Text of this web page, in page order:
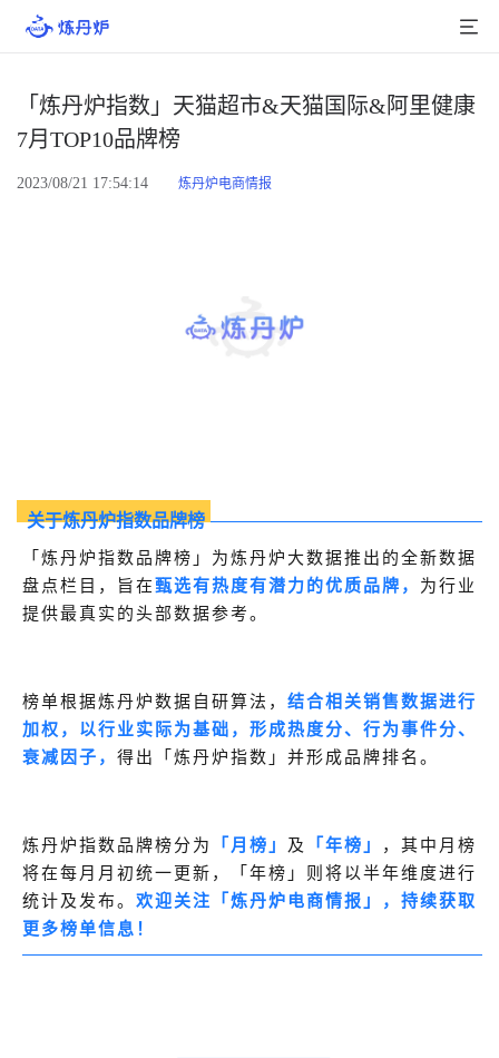
产品介绍
组合洞察
数据中心
解决方案
资源中心
新闻中心
「炼丹炉指数」天猫超市&天猫国际&阿里健康
7月TOP10品牌榜
2023/08/21 17:54:14 炼丹炉电商情报
关于炼丹炉指数品牌榜
「炼丹炉指数品牌榜」为炼丹炉大数据推出的全新数据
盘点栏目，旨在 甄选有热度有潜力的优质品牌， 为行业
提供最真实的头部数据参考。
榜单根据炼丹炉数据自研算法， 结合相关销售数据进行
加权，以行业实际为基础，形成热度分、行为事件分、
衰减因子， 得出「炼丹炉指数」并形成品牌排名。
炼丹炉指数品牌榜分为 「月榜」 及 「年榜」
，其中月榜
将在每月月初统一更新，「年榜」则将以半年维度进行
统计及发布。 欢迎关注「炼丹炉电商情报」，持续获取
更多榜单信息！